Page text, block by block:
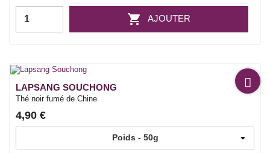
 AJOUTER
LAPSANG SOUCHONG
Thé noir fumé de Chine
4,90 €